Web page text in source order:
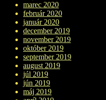
marec 2020
február 2020
január 2020
december 2019
november 2019
október 2019
september 2019
august 2019
júl 2019
jún 2019
máj 2019